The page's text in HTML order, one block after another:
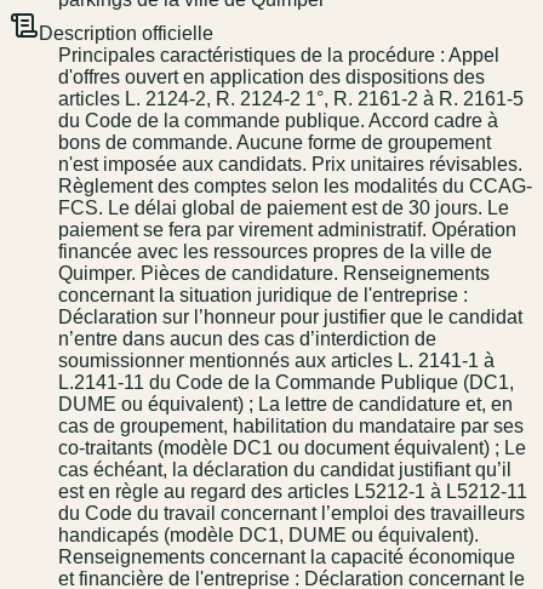
Description officielle
Principales caractéristiques de la procédure : Appel
d'offres ouvert en application des dispositions des
articles L. 2124-2, R. 2124-2 1°, R. 2161-2 à R. 2161-5
du Code de la commande publique. Accord cadre à
bons de commande. Aucune forme de groupement
n'est imposée aux candidats. Prix unitaires révisables.
Règlement des comptes selon les modalités du CCAG-
FCS. Le délai global de paiement est de 30 jours. Le
paiement se fera par virement administratif. Opération
financée avec les ressources propres de la ville de
Quimper. Pièces de candidature. Renseignements
concernant la situation juridique de l'entreprise :
Déclaration sur l’honneur pour justifier que le candidat
n’entre dans aucun des cas d’interdiction de
soumissionner mentionnés aux articles L. 2141-1 à
L.2141-11 du Code de la Commande Publique (DC1,
DUME ou équivalent) ; La lettre de candidature et, en
cas de groupement, habilitation du mandataire par ses
co-traitants (modèle DC1 ou document équivalent) ; Le
cas échéant, la déclaration du candidat justifiant qu’il
est en règle au regard des articles L5212-1 à L5212-11
du Code du travail concernant l’emploi des travailleurs
handicapés (modèle DC1, DUME ou équivalent).
Renseignements concernant la capacité économique
et financière de l'entreprise : Déclaration concernant le